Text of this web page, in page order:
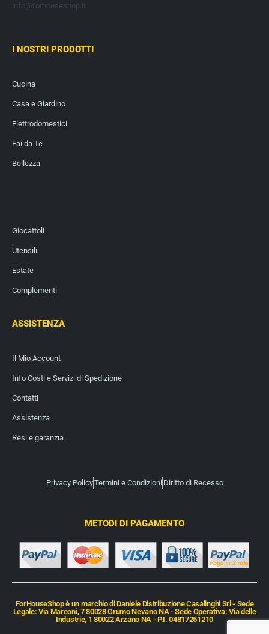
info@forhouseshop.it
I NOSTRI PRODOTTI
Cucina
Casa e Giardino
Elettrodomestici
Fai da Te
Bellezza
Giocattoli
Utensili
Estate
Complementi
ASSISTENZA
Il Mio Account
Info Costi e Servizi di Spedizione
Contatti
Assistenza
Resi e garanzia
Privacy PolicyTermini e Condizioni Diritto di Recesso
METODI DI PAGAMENTO
ForHouseShop è un marchio di Daniele Distribuzione Casalinghi Srl - Sede
Legale: Via Marconi, 7 80028 Grumo Nevano NA - Sede Operativa: Via delle
Industrie, 1 80022 Arzano NA - P.I. 04817251210